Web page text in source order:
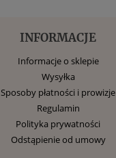
INFORMACJE
Informacje o sklepie
Wysyłka
Sposoby płatności i prowizje
Regulamin
Polityka prywatności
Odstąpienie od umowy